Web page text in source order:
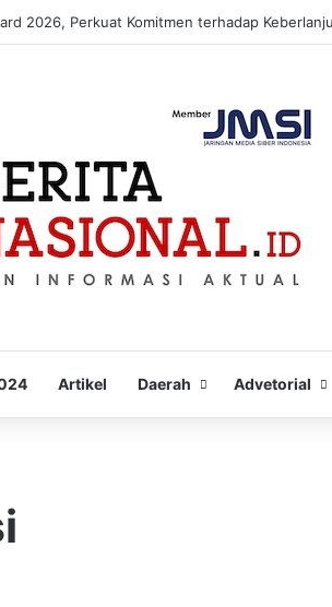
2026, Perkuat Komitmen terhadap
Artikel Daerah Advetorial